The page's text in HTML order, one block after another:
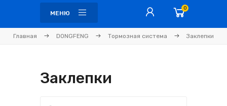
МЕНЮ
0
Главная DONGFENG Тормозная система Заклепки
Заклепки